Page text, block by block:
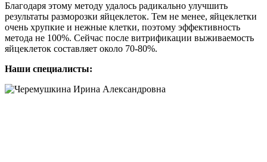
Благодаря этому методу удалось радикально улучшить
результаты разморозки яйцеклеток. Тем не менее, яйцеклетки
очень хрупкие и нежные клетки, поэтому эффективность
метода не 100%. Сейчас после витрификации выживаемость
яйцеклеток составляет около 70-80%.
Наши специалисты: